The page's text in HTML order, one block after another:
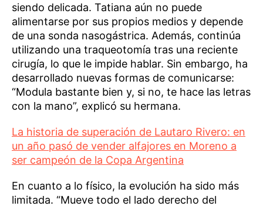
siendo delicada. Tatiana aún no puede
alimentarse por sus propios medios y depende
de una sonda nasogástrica. Además, continúa
utilizando una traqueotomía tras una reciente
cirugía, lo que le impide hablar. Sin embargo, ha
desarrollado nuevas formas de comunicarse:
“Modula bastante bien y, si no, te hace las letras
con la mano”, explicó su hermana.
La historia de superación de Lautaro Rivero: en
un año pasó de vender alfajores en Moreno a
ser campeón de la Copa Argentina
En cuanto a lo físico, la evolución ha sido más
limitada. “Mueve todo el lado derecho del